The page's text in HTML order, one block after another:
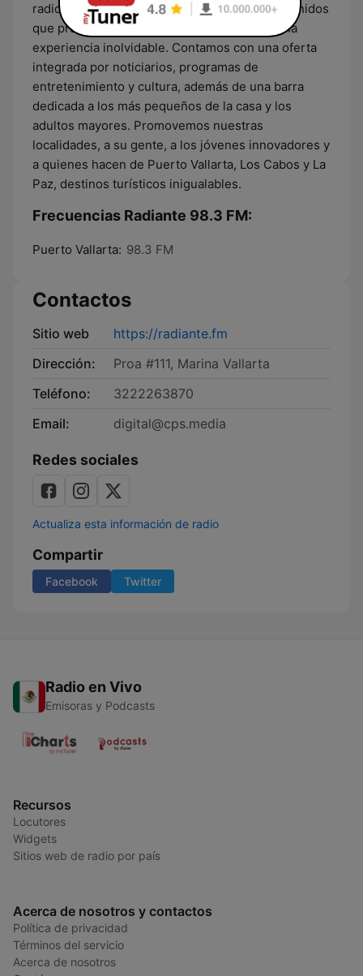
radiofónico de primer nivel; producimos contenidos
que provocan en nuestros radioescuchas, una
experiencia inolvidable. Contamos con una oferta
integrada por noticiarios, programas de
entretenimiento y cultura, además de una barra
dedicada a los más pequeños de la casa y los
adultos mayores. Promovemos nuestras
localidades, a su gente, a los jóvenes innovadores y
a quienes hacen de Puerto Vallarta, Los Cabos y La
Paz, destinos turísticos inigualables.
Frecuencias Radiante 98.3 FM:
Puerto Vallarta: 98.3 FM
Contactos
Sitio web
https://radiante.fm
Dirección:
Proa #111, Marina Vallarta
Teléfono:
3222263870
Email:
digital@cps.media
Redes sociales
Actualiza esta información de radio
Compartir
Facebook Twitter
Radio en Vivo
Emisoras y Podcasts
Recursos
Locutores
Widgets
Sitios web de radio por país
Acerca de nosotros y contactos
Política de privacidad
Términos del servicio
Acerca de nosotros